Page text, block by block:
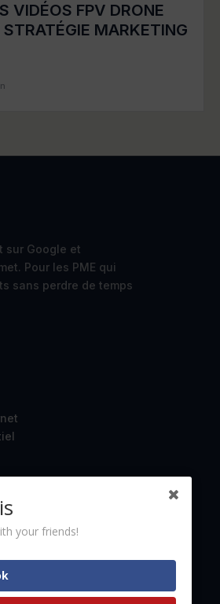
VIDÉOS FPV DRONE
MARKETING
sur Google et
Pour les PME qui
sans perdre de temps
your friends!